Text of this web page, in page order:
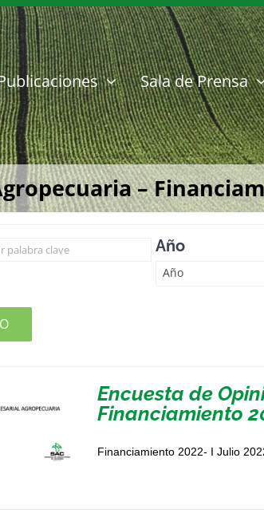
Sala de Prensa
–
Año
Año
Encuesta de
Financiamiento
Financiamiento 2022- I Julio